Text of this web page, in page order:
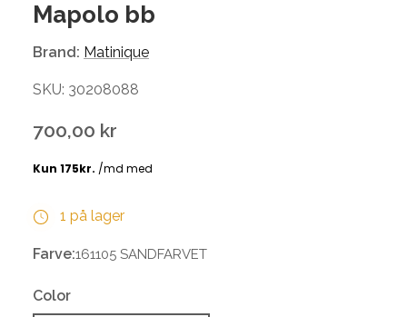
Mapolo bb
Brand: Matinique
SKU: 30208088
700,00 kr
1 på lager
Farve:161105 SANDFARVET
Color